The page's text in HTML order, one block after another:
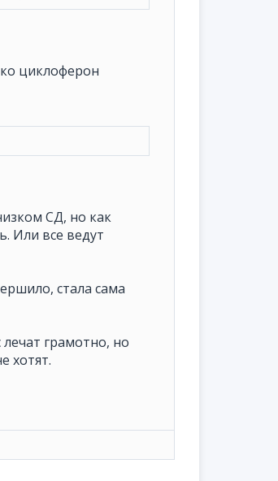
циклоферон
СД, но как
Или все ведут
стала сама
грамотно, но
хотят.